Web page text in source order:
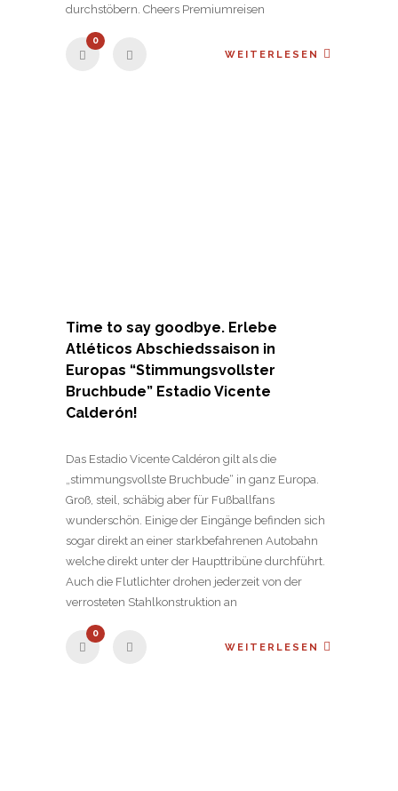
durchstöbern. Cheers Premiumreisen
0
WEITERLESEN
Time to say goodbye. Erlebe
Atléticos Abschiedssaison in
Europas “Stimmungsvollster
Bruchbude” Estadio Vicente
Calderón!
Das Estadio Vicente Caldéron gilt als die
„stimmungsvollste Bruchbude“ in ganz Europa.
Groß, steil, schäbig aber für Fußballfans
wunderschön. Einige der Eingänge befinden sich
sogar direkt an einer starkbefahrenen Autobahn
welche direkt unter der Haupttribüne durchführt.
Auch die Flutlichter drohen jederzeit von der
verrosteten Stahlkonstruktion an
0
WEITERLESEN